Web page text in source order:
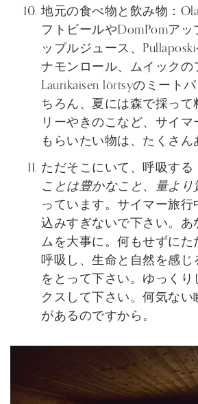
地元の食べ物と飲み物：
フトビールやDomPomア
ップルジュース、
ナモンロール、ムイックの
Laurikaisen lörtsyのミート
ちろん、夏には森で採っ
リーやきのこなど、サイ
もらいたい物は、たくさん
ただそこにいて、呼吸する
ことは豊かなこと、量より
っています。サイマー旅
込みすぎないで下さい。
ムを大事に。何もせずにた
呼吸し、生命と自然を感
をとって下さい。ゆっく
クスして下さい。何気な
があるのですから。